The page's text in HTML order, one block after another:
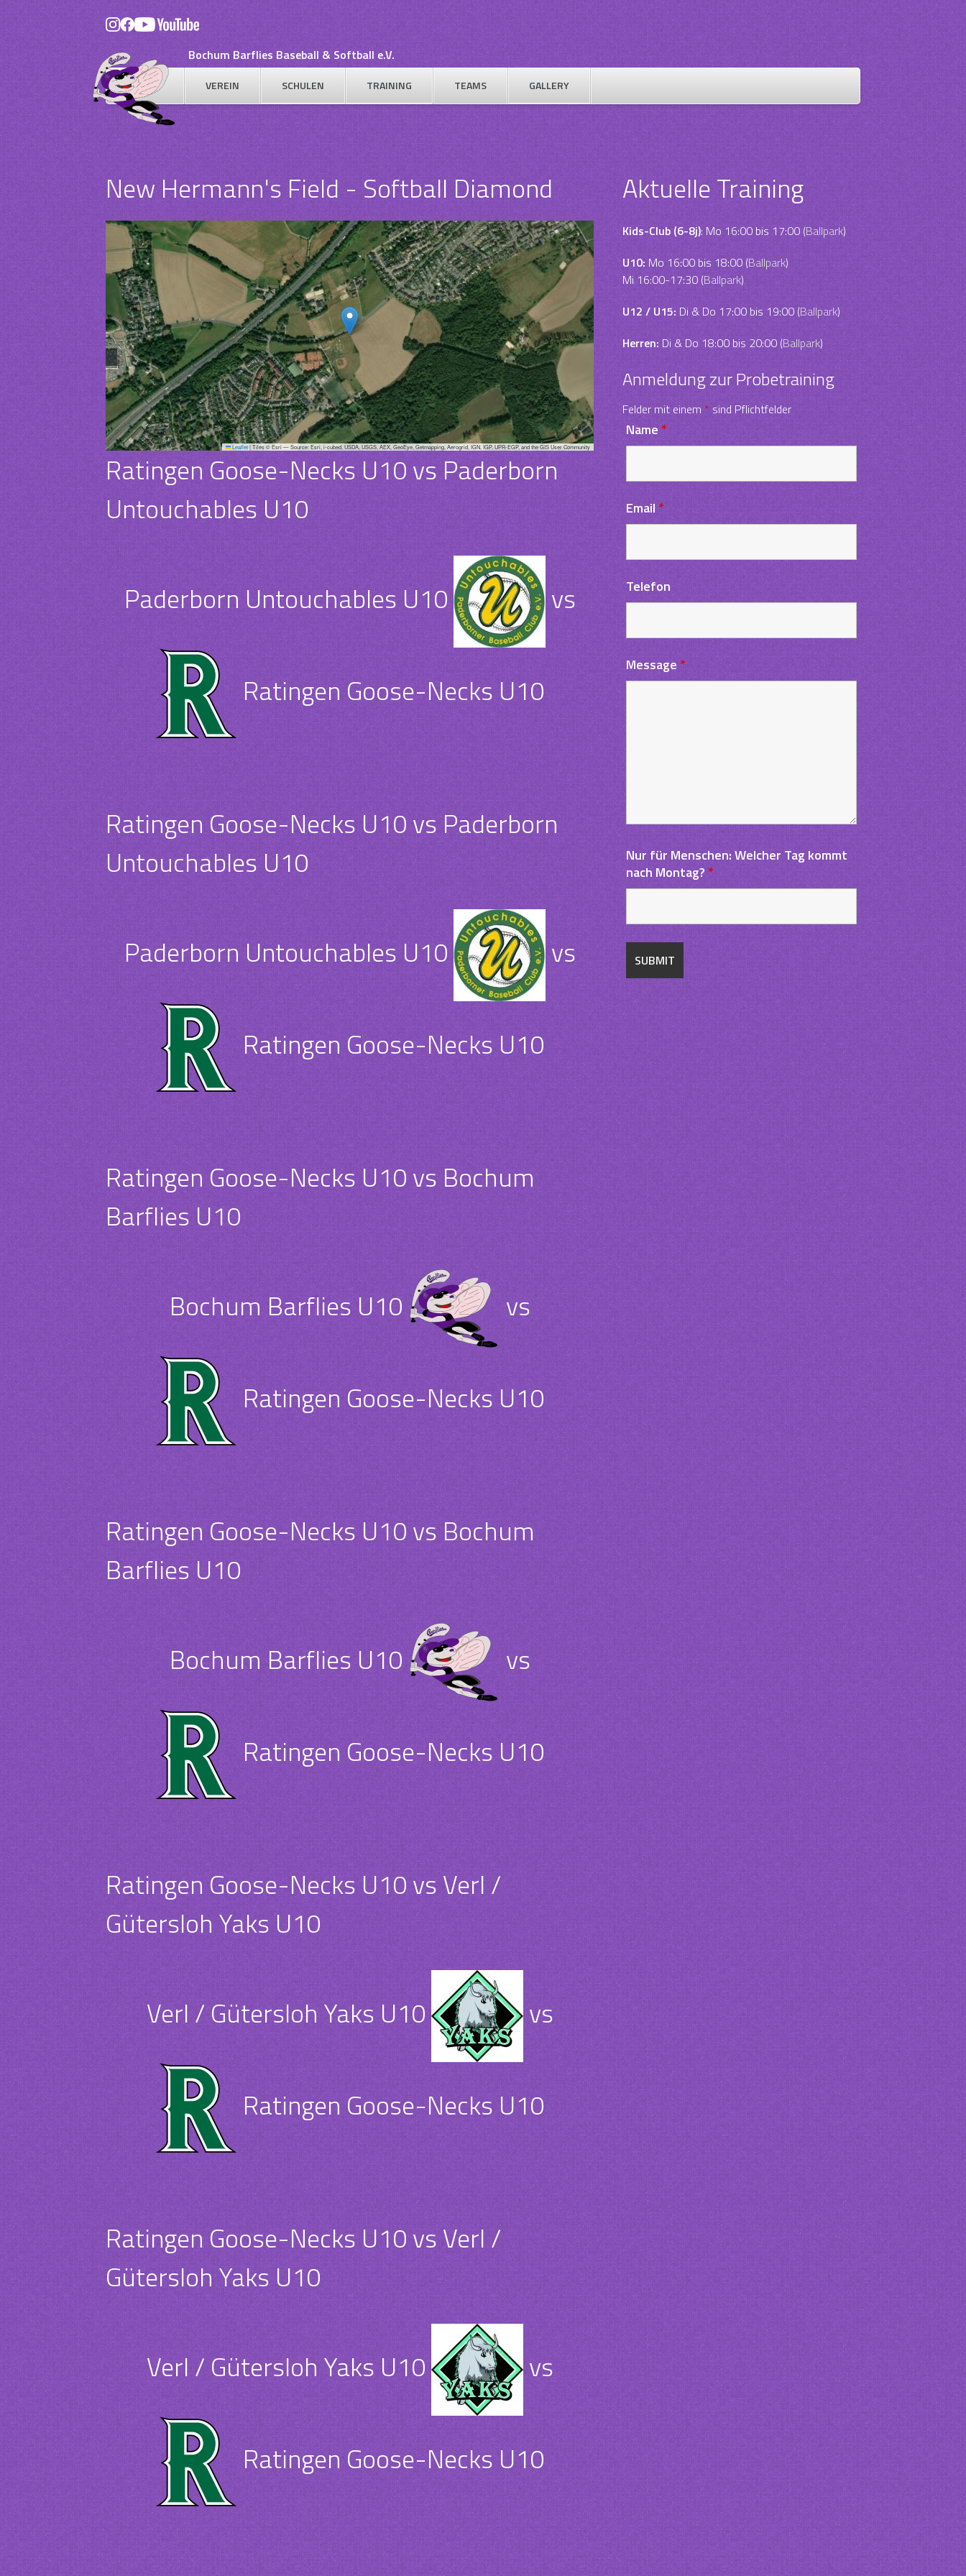
Skip
content
Bochum Barflies Baseball & Softball e.V.
VEREIN SCHULEN TRAINING TEAMS GALLERY
New Hermann's Field - Softball Diamond
Leaflet |Tiles © Esri — Source: Esri, i-cubed, USDA, USGS, AEX, GeoEye, Getmapping, Aerogrid, IGN, IGP, UPR-EGP, and the GIS User Community
Ratingen Goose-Necks U10 vs Paderborn
Untouchables U10
Paderborn Untouchables U10 vs
Ratingen Goose-Necks U10
Ratingen Goose-Necks U10 vs Paderborn
Untouchables U10
Paderborn Untouchables U10 vs
Ratingen Goose-Necks U10
Ratingen Goose-Necks U10 vs Bochum
Barflies U10
Bochum Barflies U10 vs
Ratingen Goose-Necks U10
Ratingen Goose-Necks U10 vs Bochum
Barflies U10
Bochum Barflies U10 vs
Ratingen Goose-Necks U10
Ratingen Goose-Necks U10 vs Verl /
Gütersloh Yaks U10
Verl / Gütersloh Yaks U10 vs
Ratingen Goose-Necks U10
Ratingen Goose-Necks U10 vs Verl /
Gütersloh Yaks U10
Verl / Gütersloh Yaks U10 vs
Ratingen Goose-Necks U10
Aktuelle Training
Kids-Club (6-8j): Mo 16:00 bis 17:00 (Ballpark)
U10:Mo 16:00 bis 18:00 (Ballpark)
Mi 16:00-17:30 (Ballpark)
U12 / U15:Di & Do 17:00 bis 19:00 (Ballpark)
Herren:Di & Do 18:00 bis 20:00 (Ballpark)
Anmeldung zur Probetraining
Felder mit einem*sind Pflichtfelder
Name*
Email *
Telefon
Message*
Nur für Menschen: Welcher Tag kommt
nach Montag?*